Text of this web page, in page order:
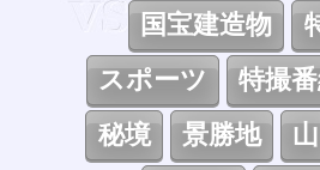
国宝建造物
スポーツ
特撮番
秘境
景勝地 山